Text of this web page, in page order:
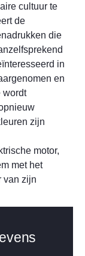
cultuur te
de
die
in
en
wordt
zijn
motor,
met het
van zijn